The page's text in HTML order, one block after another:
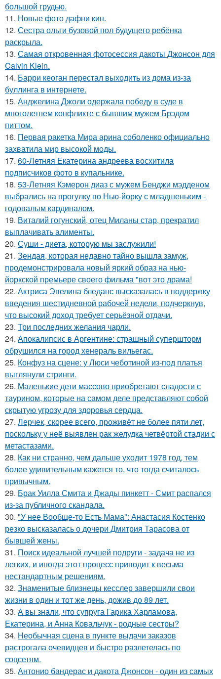
большой грудью.
11. Новые фото дафни кин.
12. Сестра ольги бузовой пол будущего ребёнка
раскрыла.
13. Самая откровенная фотосессия дакоты Джонсон для
Calvin Klein.
14. Барри кеоган перестал выходить из дома из-за
буллинга в интернете.
15. Анджелина Джоли одержала победу в суде в
многолетнем конфликте с бывшим мужем Брэдом
питтом.
16. Первая ракетка Мира арина соболенко официально
захватила мир высокой моды.
17. 60-Летняя Екатерина андреева восхитила
подписчиков фото в купальнике.
18. 53-Летняя Кэмерон диаз с мужем Бенджи мэдденом
выбрались на прогулку по Нью-йорку с младшеньким -
годовалым кардиналом.
19. Виталий гогунский, отец Миланы стар, прекратил
выплачивать алименты.
20. Суши - диета, которую мы заслужили!
21. Зендая, которая недавно тайно вышла замуж,
продемонстрировала новый яркий образ на нью-
йоркской премьере своего фильма "вот это драма!
22. Актриса Эвелина бледанс высказалась в поддержку
введения шестидневной рабочей недели, подчеркнув,
что высокий доход требует серьёзной отдачи.
23. Три последних желания чарли.
24. Апокалипсис в Аргентине: страшный супершторм
обрушился на город хенераль вильегас.
25. Конфуз на сцене: у Люси чеботиной из-под платья
выглянули стринги.
26. Маленькие дети массово приобретают сладости с
таурином, которые на самом деле представляют собой
скрытую угрозу для здоровья сердца.
27. Лерчек, скорее всего, проживёт не более пяти лет,
поскольку у неё выявлен рак желудка четвёртой стадии с
метастазами.
28. Как ни странно, чем дальше уходит 1978 год, тем
более удивительным кажется то, что тогда считалось
привычным.
29. Брак Уилла Смита и Джады пинкетт - Смит распался
из-за публичного скандала.
30. "У нее Вообще-то Есть Мама": Анастасия Костенко
резко высказалась о дочери Дмитрия Тарасова от
бывшей жены.
31. Поиск идеальной лучшей подруги - задача не из
легких, и иногда этот процесс приводит к весьма
нестандартным решениям.
32. Знаменитые близнецы кесслер завершили свои
жизни в один и тот же день, дожив до 89 лет.
33. А вы знали, что супруга Гарика Харламова,
Екатерина, и Анна Ковальчук - родные сестры?
34. Необычная сцена в пункте выдачи заказов
растрогала очевидцев и быстро разлетелась по
соцсетям.
35. Антонио бандерас и дакота Джонсон - один из самых